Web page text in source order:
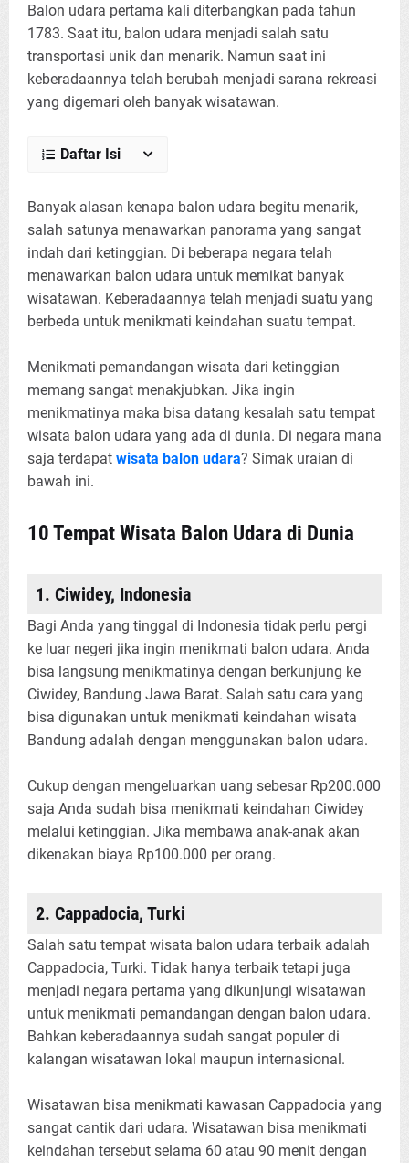
Balon udara pertama kali diterbangkan pada tahun
1783. Saat itu, balon udara menjadi salah satu
transportasi unik dan menarik. Namun saat ini
keberadaannya telah berubah menjadi sarana rekreasi
yang digemari oleh banyak wisatawan.
Daftar Isi
Banyak alasan kenapa balon udara begitu menarik,
salah satunya menawarkan panorama yang sangat
indah dari ketinggian. Di beberapa negara telah
menawarkan balon udara untuk memikat banyak
wisatawan. Keberadaannya telah menjadi suatu yang
berbeda untuk menikmati keindahan suatu tempat.
Menikmati pemandangan wisata dari ketinggian
memang sangat menakjubkan. Jika ingin
menikmatinya maka bisa datang kesalah satu tempat
wisata balon udara yang ada di dunia. Di negara mana
saja terdapat wisata balon udara? Simak uraian di
bawah ini.
10 Tempat Wisata Balon Udara di Dunia
1. Ciwidey, Indonesia
Bagi Anda yang tinggal di Indonesia tidak perlu pergi
ke luar negeri jika ingin menikmati balon udara. Anda
bisa langsung menikmatinya dengan berkunjung ke
Ciwidey, Bandung Jawa Barat. Salah satu cara yang
bisa digunakan untuk menikmati keindahan wisata
Bandung adalah dengan menggunakan balon udara.
Cukup dengan mengeluarkan uang sebesar Rp200.000
saja Anda sudah bisa menikmati keindahan Ciwidey
melalui ketinggian. Jika membawa anak-anak akan
dikenakan biaya Rp100.000 per orang.
2. Cappadocia, Turki
Salah satu tempat wisata balon udara terbaik adalah
Cappadocia, Turki. Tidak hanya terbaik tetapi juga
menjadi negara pertama yang dikunjungi wisatawan
untuk menikmati pemandangan dengan balon udara.
Bahkan keberadaannya sudah sangat populer di
kalangan wisatawan lokal maupun internasional.
Wisatawan bisa menikmati kawasan Cappadocia yang
sangat cantik dari udara. Wisatawan bisa menikmati
keindahan tersebut selama 60 atau 90 menit dengan